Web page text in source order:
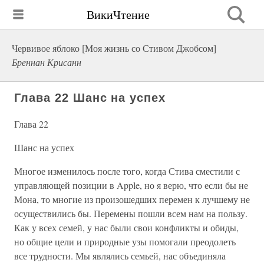
ВикиЧтение
Червивое яблоко [Моя жизнь со Стивом Джобсом]
Бреннан Крисанн
Глава 22 Шанс на успех
Глава 22
Шанс на успех
Многое изменилось после того, когда Стива сместили с
управляющей позиции в Apple, но я верю, что если бы не
Мона, то многие из произошедших перемен к лучшему не
осуществились бы. Перемены пошли всем нам на пользу.
Как у всех семей, у нас были свои конфликты и обиды,
но общие цели и природные узы помогали преодолеть
все трудности. Мы являлись семьей, нас объединяла